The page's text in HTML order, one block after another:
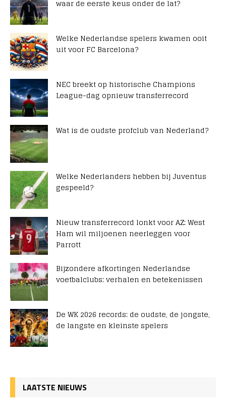
waar de eerste keus onder de lat?
Welke Nederlandse spelers kwamen ooit
uit voor FC Barcelona?
NEC breekt op historische Champions
League-dag opnieuw transferrecord
Wat is de oudste profclub van Nederland?
Welke Nederlanders hebben bij Juventus
gespeeld?
Nieuw transferrecord lonkt voor AZ: West
Ham wil miljoenen neerleggen voor
Parrott
Bijzondere afkortingen Nederlandse
voetbalclubs: verhalen en betekenissen
De WK 2026 records: de oudste, de jongste,
de langste en kleinste spelers
LAATSTE NIEUWS